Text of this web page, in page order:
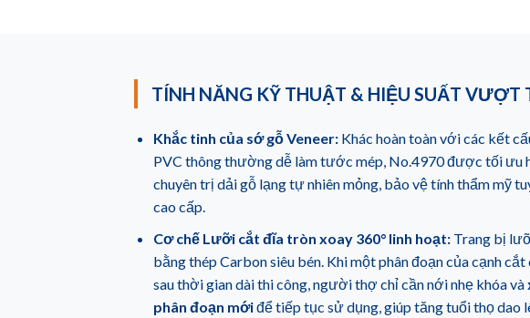
TÍNH NĂNG KỸ THUẬT & HIỆU SUẤT VƯỢT
Khắc tinh của sớ gỗ Veneer:Khác hoàn toàn với các kết
PVC thông thường dễ làm tước mép, No.4970 được tối ưu
chuyên trị dải gỗ lạng tự nhiên mỏng, bảo vệ tính thẩm mỹ
cao cấp.
Cơ chế Lưỡi cắt đĩa tròn xoay 360° linh hoạt:Trang bị
bằng thép Carbon siêu bén. Khi một phân đoạn của cạnh
sau thời gian dài thi công, người thợ chỉ cần nới nhẹ khóa và
phân đoạn mớiđể tiếp tục sử dụng, giúp tăng tuổi thọ dao